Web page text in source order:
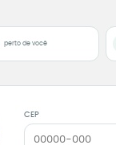
perto de você
CEP